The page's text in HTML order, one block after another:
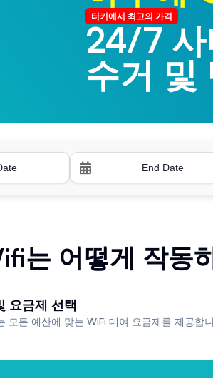
터키에서 최고의 가격
24/7 사
수거 및
24/7 트
수거 및
는 어떻게 작동
요금제 선택
모든 예산에 맞는 WiFi 대여 요금제를 제공합